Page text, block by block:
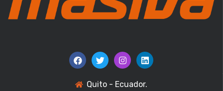
Quito - Ecuador.